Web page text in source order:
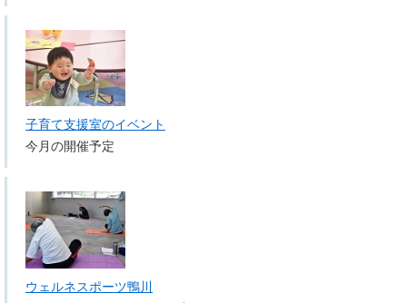
子育て支援室のイベント
今月の開催予定
ウェルネスポーツ鴨川